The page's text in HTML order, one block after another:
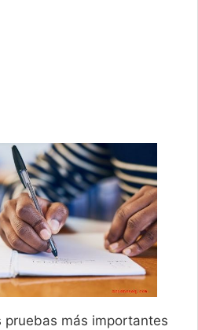
pruebas más importantes